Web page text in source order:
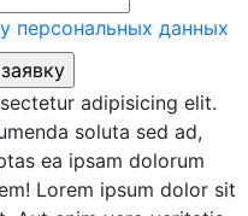
персональных данных
adipisicing elit.
soluta sed ad,
ea ipsam dolorum
Lorem ipsum dolor sit